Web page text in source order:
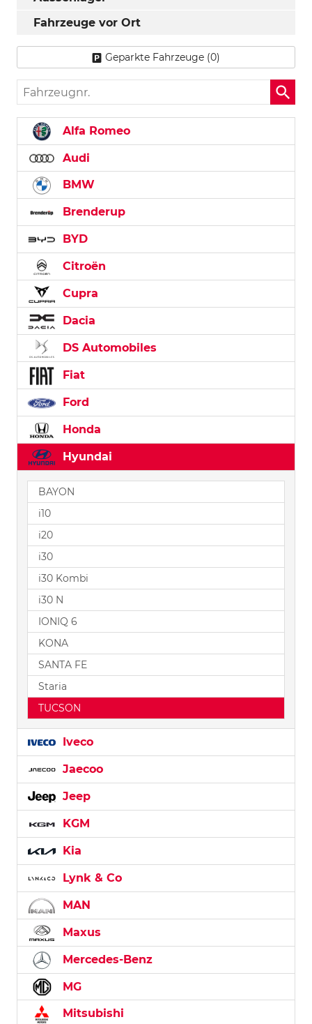
Fahrzeuge vor Ort
Geparkte Fahrzeuge (0)
Fahrzeugnr.
Alfa Romeo
Audi
BMW
Brenderup
BYD
Citroën
Cupra
Dacia
DS Automobiles
Fiat
Ford
Honda
Hyundai
BAYON
i10
i20
i30
i30 Kombi
i30 N
IONIQ 6
KONA
SANTA FE
Staria
TUCSON
Iveco
Jaecoo
Jeep
KGM
Kia
Lynk & Co
MAN
Maxus
Mercedes-Benz
MG
Mitsubishi